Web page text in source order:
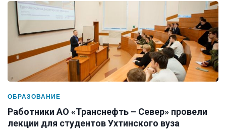
ОБРАЗОВАНИЕ
Работники АО «Транснефть – Север» провели
лекции для студентов Ухтинского вуза